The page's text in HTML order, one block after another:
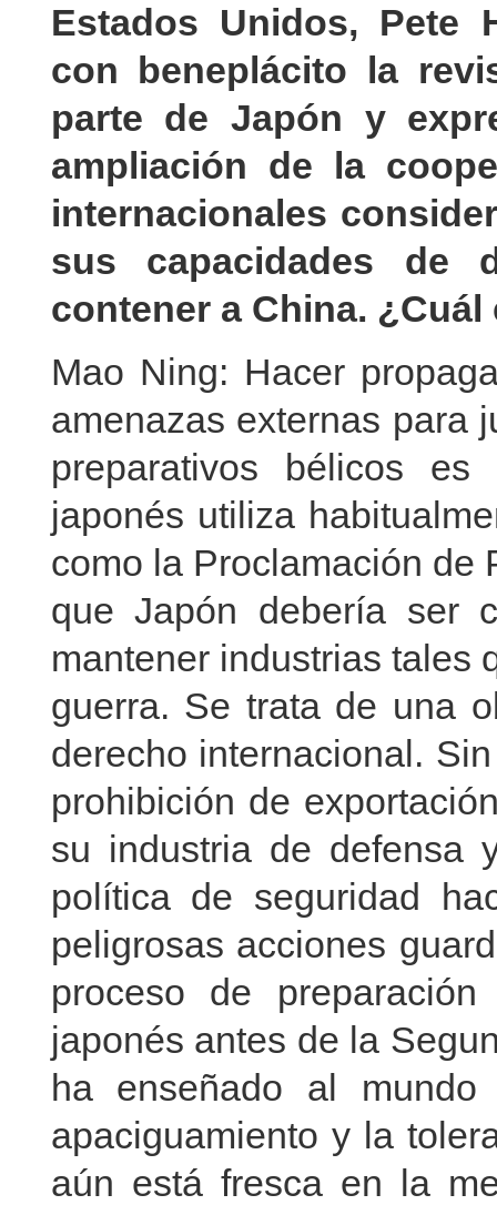
Estados Unidos, Pete
con beneplácito la
parte de Japón y
ampliación de la
internacionales
sus capacidades de
contener a China.
Mao Ning: Hacer
amenazas externas para
preparativos bélicos
japonés utiliza
como la Proclamación de
que Japón debería ser
mantener industrias tales
guerra. Se trata de una
derecho internacional.
prohibición de
su industria de defensa
política de seguridad
peligrosas acciones
proceso de
japonés antes de la
ha enseñado al
apaciguamiento y la
aún está fresca en la